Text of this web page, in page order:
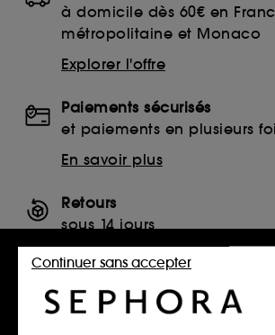
à domicile dès 60€ en
métropolitaine et Monaco
Explorer l'offre
Paiements sécurisés
et paiements en plusieurs
En savoir plus
Retours
sous 14 jours
Retourner mon article
SERVICES, CONTACT ET CONDITIONS DES OFFRES
Continuer sans accepter